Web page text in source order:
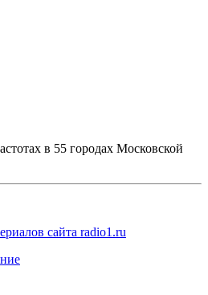
в 55 городах Московской
сайта radio1.ru